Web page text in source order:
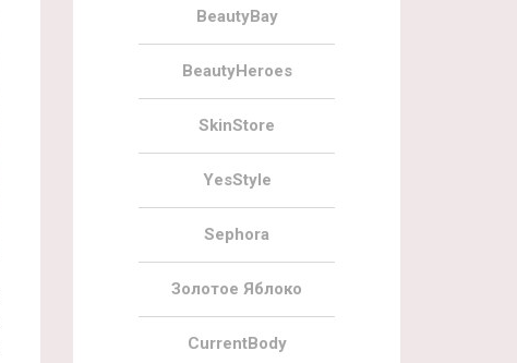
BeautyBay
BeautyHeroes
SkinStore
YesStyle
Sephora
Золотое Яблоко
CurrentBody